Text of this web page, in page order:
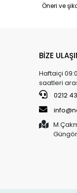
Öneri ve
BİZE
Haftaiçi
saatleri
0212